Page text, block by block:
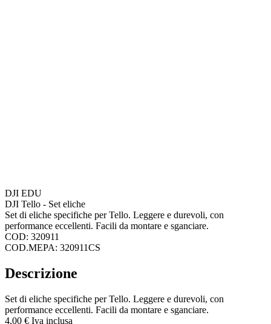
DJI EDU
DJI Tello - Set eliche
Set di eliche specifiche per Tello. Leggere e durevoli, con
performance eccellenti. Facili da montare e sganciare.
COD: 320911
COD.MEPA: 320911CS
Descrizione
Set di eliche specifiche per Tello. Leggere e durevoli, con
performance eccellenti. Facili da montare e sganciare.
4,00 € Iva inclusa